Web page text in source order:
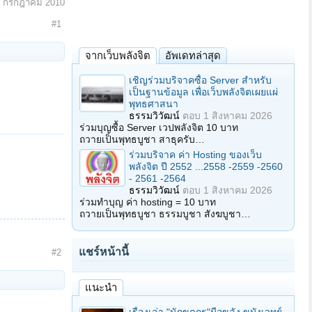
กรกฎาคม 2010
#1
#2
จากเว็บพลังจิต อัพเดทล่าสุด
เชิญร่วมบริจาคซื้อ Server สำหรับ
เป็นฐานข้อมูล เพื่อเว็บพลังจิตเผยแผ่
พุทธศาสนา
ธรรมวิวัฒน์ ตอบ 1 สิงหาคม 2026
ร่วมบุญซื้อ Server เวปพลังจิต 10 บาท
ถวายเป็นพุทธบูชา สาธุครับ…
ร่วมบริจาค ค่า Hosting ของเว็บ
พลังจิต ปี 2552 ...2558 -2559 -2560
- 2561 -2564
ธรรมวิวัฒน์ ตอบ 1 สิงหาคม 2026
ร่วมทำบุญ ค่า hosting = 10 บาท
ถวายเป็นพุทธบูชา ธรรมบูชา สังฆบูชา…
แชร์หน้านี้
แนะนำ